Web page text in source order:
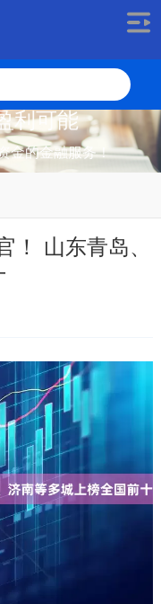
利可能
金的金融服务！
山东青岛、